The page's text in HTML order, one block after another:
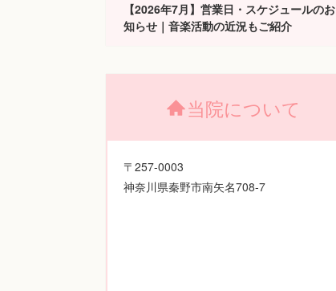
【2026年7月】営業日・スケジュールのお
知らせ｜音楽活動の近況もご紹介
当院について
〒257-0003
神奈川県秦野市南矢名708-7